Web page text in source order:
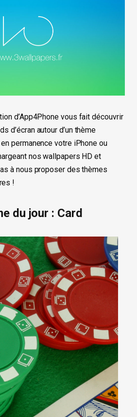
d’App4Phone vous fait découvrir
d’écran autour d’un thème
permanence votre iPhone ou
nos wallpapers HD et
à nous proposer des thèmes
!
du jour : Card